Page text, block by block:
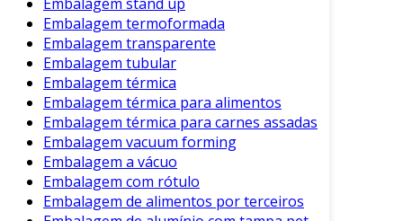
outro lado, jogos como "Gloom" utilizam
tampas metálicas para um visual exclusivo e
funcional.
Além disso, muitos jogos modernos têm
incorporado sistemas de encaixe que facilitam a
organização das peças. Isso melhora ainda
mais a experiência do usuário, pois torna a
montagem e desmontagem mais práticas.
Embalagem termoformada
Embalagem transparente
Embalagem tubular
Embalagem térmica
Embalagem térmica para alimentos
Embalagem térmica para carnes assadas
Embalagem vacuum forming
Embalagem a vácuo
Embalagem com rótulo
Embalagem de alimentos por terceiros